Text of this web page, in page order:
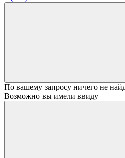
По вашему запросу ничего не
Возможно вы имели ввиду